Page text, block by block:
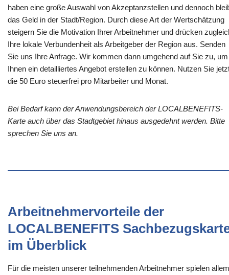
haben eine große Auswahl von Akzeptanzstellen und dennoch
das Geld in der Stadt/Region. Durch diese Art der Wertschätzung
steigern Sie die Motivation Ihrer Arbeitnehmer und drücken
Ihre lokale Verbundenheit als Arbeitgeber der Region aus. Senden
Sie uns Ihre Anfrage. Wir kommen dann umgehend auf Sie zu, um
Ihnen ein detailliertes Angebot erstellen zu können. Nutzen Sie
die 50 Euro steuerfrei pro Mitarbeiter und Monat.
Bei Bedarf kann der Anwendungsbereich der LOCALBENEFITS-
Karte auch über das Stadtgebiet hinaus ausgedehnt werden. Bitte
sprechen Sie uns an.
Arbeitnehmervorteile der
LOCALBENEFITS
im Überblick
Für die meisten unserer teilnehmenden Arbeitnehmer spielen allem